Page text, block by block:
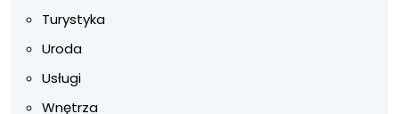
Turystyka
Uroda
Usługi
Wnętrza